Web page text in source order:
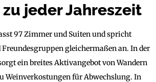
jeder Jahreszeit
97 Zimmer und Suiten und spricht
gleichermaßen an. In der
ein breites Aktivangebot von Wandern
Weinverkostungen für Abwechslung. In